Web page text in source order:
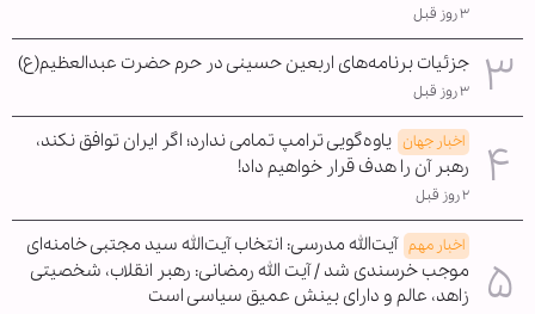
۳ روز قبل
جزئیات برنامه‌های اربعین حسینی در حرم حضرت عبدالعظیم(ع)
۳ روز قبل
اخبار جهان یاوه‌گویی ترامپ تمامی ندارد؛ اگر ایران توافق نکند،
رهبر آن را هدف قرار خواهیم داد!
۲ روز قبل
اخبار مهم آیت‌الله مدرسی: انتخاب آیت‌الله سید مجتبی خامنه‌ای
موجب خرسندی شد / آیت الله رمضانی: رهبر انقلاب، شخصیتی
زاهد، عالم و دارای بینش عمیق سیاسی است